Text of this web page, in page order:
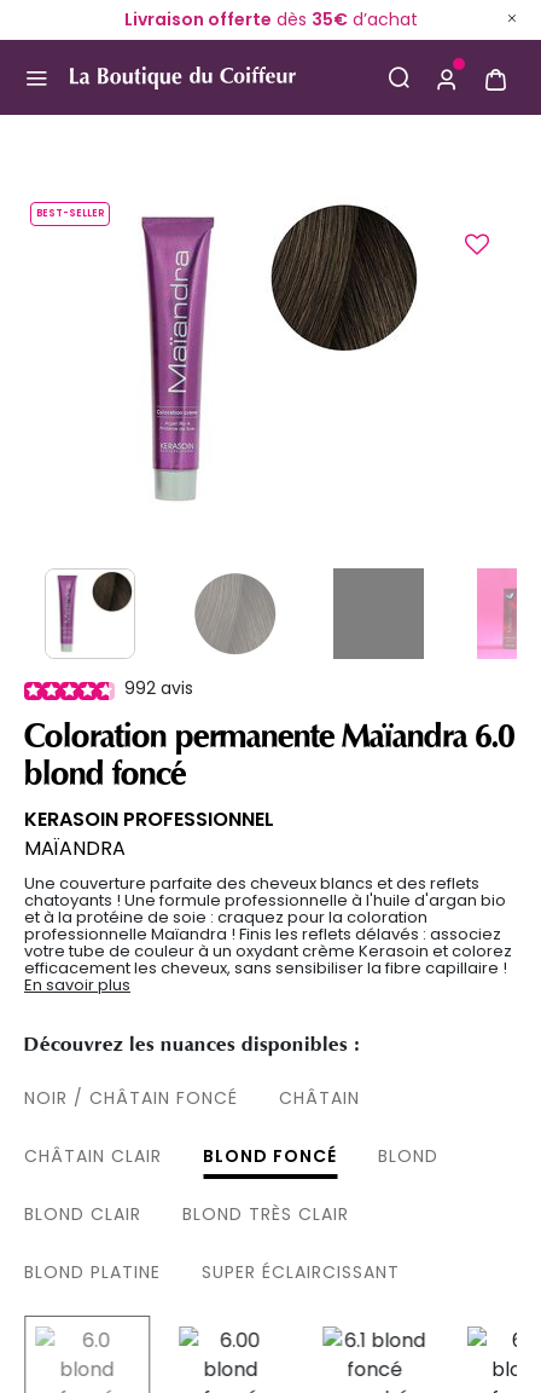
Livraison offerte dès 35€d’achat
BEST-SELLER
992 avis
Coloration permanente Maïandra 6.0
blond foncé
KERASOIN PROFESSIONNEL
MAÏANDRA
Une couverture parfaite des cheveux blancs et des reflets
chatoyants ! Une formule professionnelle à l'huile d'argan bio
et à la protéine de soie : craquez pour la coloration
professionnelle Maïandra ! Finis les reflets délavés : associez
votre tube de couleur à un oxydant crème Kerasoin et colorez
efficacement les cheveux, sans sensibiliser la fibre capillaire !
En savoir plus
Découvrez les nuances disponibles :
NOIR / CHÂTAIN FONCÉ CHÂTAIN
CHÂTAIN CLAIR BLOND FONCÉ BLOND
BLOND CLAIR BLOND TRÈS CLAIR
BLOND PLATINE SUPER ÉCLAIRCISSANT